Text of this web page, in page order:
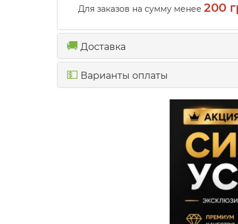
Для заказов на сумму менее 200
🚚 Доставка
💵 Варианты оплаты